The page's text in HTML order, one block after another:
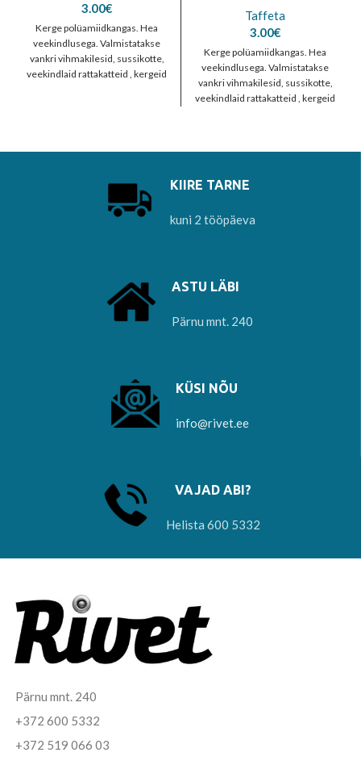
3.00€
Kerge polüamiidkangas. Hea
veekindlusega. Valmistatakse
vankri vihmakilesid, sussikotte,
veekindlaid rattakatteid , kergeid
Taffeta
3.00€
Kerge polüamiidkangas. Hea
veekindlusega. Valmistatakse
vankri vihmakilesid, sussikotte,
veekindlaid rattakatteid , kergeid
KIIRE TARNE
kuni 2 tööpäeva
ASTU LÄBI
Pärnu mnt. 240
KÜSI NÕU
info@rivet.ee
VAJAD ABI?
Helista 600 5332
Pärnu mnt. 240
+372 600 5332
+372 519 066 03